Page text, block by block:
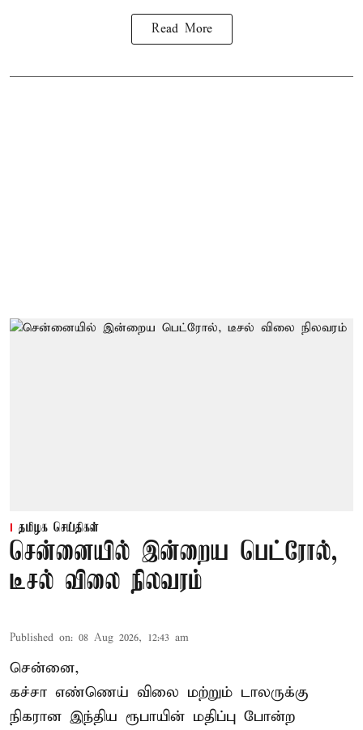
Read More
தமிழக செய்திகள்
சென்னையில் இன்றைய பெட்ரோல்,
டீசல் விலை நிலவரம்
Published on: 08 Aug 2026, 12:43 am
சென்னை,
கச்சா எண்ணெய் விலை மற்றும் டாலருக்கு
நிகரான இந்திய ரூபாயின் மதிப்பு போன்ற